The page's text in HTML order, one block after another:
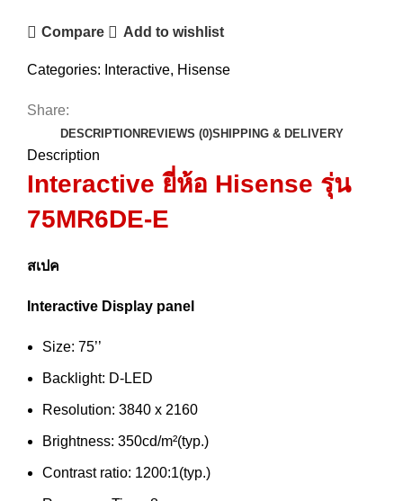
Compare Add to wishlist
Categories: Interactive, Hisense
Share:
DESCRIPTION REVIEWS (0)SHIPPING & DELIVERY
Description
Interactive ยี่ห้อ Hisense รุ่น
75MR6DE-E
สเปค
Interactive Display panel
Size: 75’’
Backlight: D-LED
Resolution: 3840 x 2160
Brightness: 350cd/m²(typ.)
Contrast ratio: 1200:1(typ.)